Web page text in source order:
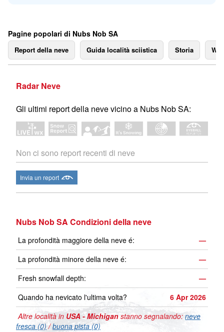
Pagine popolari di Nubs Nob SA
Report della neve Guida località sciistica Storia
Radar Neve
Gli ultimi report della neve vicino a Nubs Nob SA:
Non ci sono report recenti di neve
Invia un report
Nubs Nob SA Condizioni della neve
La profondità maggiore della neve é:
—
La profondità minore della neve é:
—
Fresh snowfall depth:
—
Quando ha nevicato l'ultima volta?
6 Apr 2026
Altre località in USA - Michigan stanno segnalando: neve
fresca (0)/buona pista (0)